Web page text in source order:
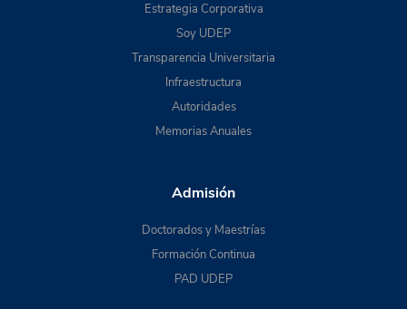
Estrategia Corporativa
Soy UDEP
Transparencia Universitaria
Infraestructura
Autoridades
Memorias Anuales
Admisión
Doctorados y Maestrías
Formación Continua
PAD UDEP